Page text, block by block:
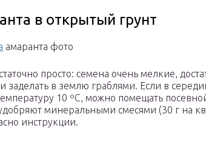
в открытый грунт
амаранта фото
просто: семена очень мелкие,
заделать в землю граблями. Если в
10 ºC, можно помещать
минеральными смесями (30 г на
инструкции.